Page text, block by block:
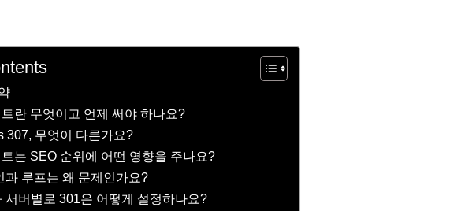
란 무엇이고 언제 써야 하나요?
307, 무엇이 다른가요?
는 SEO 순위에 어떤 영향을 주나요?
과 루프는 왜 문제인가요?
서버별로 301은 어떻게 설정하나요?